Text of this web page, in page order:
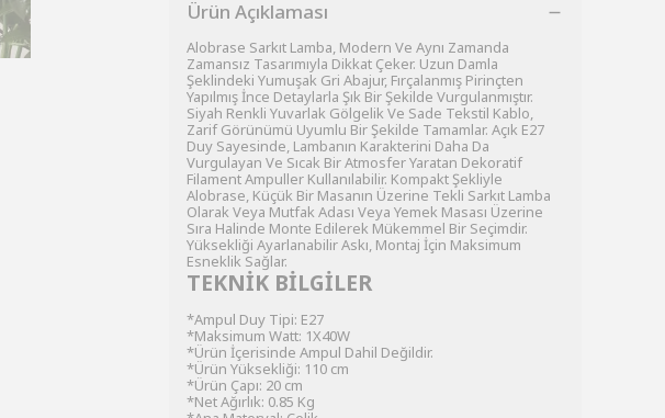
Ürün Açıklaması
Alobrase Sarkıt Lamba, Modern Ve Aynı Zamanda
Zamansız Tasarımıyla Dikkat Çeker. Uzun Damla
Şeklindeki Yumuşak Gri Abajur, Fırçalanmış Pirinçten
Yapılmış İnce Detaylarla Şık Bir Şekilde Vurgulanmıştır.
Siyah Renkli Yuvarlak Gölgelik Ve Sade Tekstil Kablo,
Zarif Görünümü Uyumlu Bir Şekilde Tamamlar. Açık E27
Duy Sayesinde, Lambanın Karakterini Daha Da
Vurgulayan Ve Sıcak Bir Atmosfer Yaratan Dekoratif
Filament Ampuller Kullanılabilir. Kompakt Şekliyle
Alobrase, Küçük Bir Masanın Üzerine Tekli Sarkıt Lamba
Olarak Veya Mutfak Adası Veya Yemek Masası Üzerine
Sıra Halinde Monte Edilerek Mükemmel Bir Seçimdir.
Yüksekliği Ayarlanabilir Askı, Montaj İçin Maksimum
Esneklik Sağlar.
TEKNİK BİLGİLER
*Ampul Duy Tipi: E27
*Maksimum Watt: 1X40W
*Ürün İçerisinde Ampul Dahil Değildir.
*Ürün Yüksekliği: 110 cm
*Ürün Çapı: 20 cm
*Net Ağırlık: 0.85 Kg